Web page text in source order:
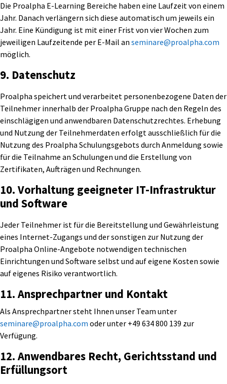
Die Proalpha E-Learning Bereiche haben eine Laufzeit von einem
Jahr. Danach verlängern sich diese automatisch um jeweils ein
Jahr. Eine Kündigung ist mit einer Frist von vier Wochen zum
jeweiligen Laufzeitende per E-Mail an seminare@proalpha.com
möglich.
9. Datenschutz
Proalpha speichert und verarbeitet personenbezogene Daten der
Teilnehmer innerhalb der Proalpha Gruppe nach den Regeln des
einschlägigen und anwendbaren Datenschutzrechtes. Erhebung
und Nutzung der Teilnehmerdaten erfolgt ausschließlich für die
Nutzung des Proalpha Schulungsgebots durch Anmeldung sowie
für die Teilnahme an Schulungen und die Erstellung von
Zertifikaten, Aufträgen und Rechnungen.
10. Vorhaltung geeigneter IT-Infrastruktur
und Software
Jeder Teilnehmer ist für die Bereitstellung und Gewährleistung
eines Internet-Zugangs und der sonstigen zur Nutzung der
Proalpha Online-Angebote notwendigen technischen
Einrichtungen und Software selbst und auf eigene Kosten sowie
auf eigenes Risiko verantwortlich.
11. Ansprechpartner und Kontakt
Als Ansprechpartner steht Ihnen unser Team unter
seminare@proalpha.com oder unter +49 634 800 139 zur
Verfügung.
12. Anwendbares Recht, Gerichtsstand und
Erfüllungsort